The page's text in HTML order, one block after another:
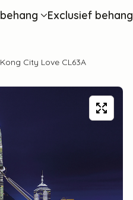
Exclusief behang
City Love CL63A